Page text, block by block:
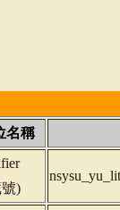
名稱
)